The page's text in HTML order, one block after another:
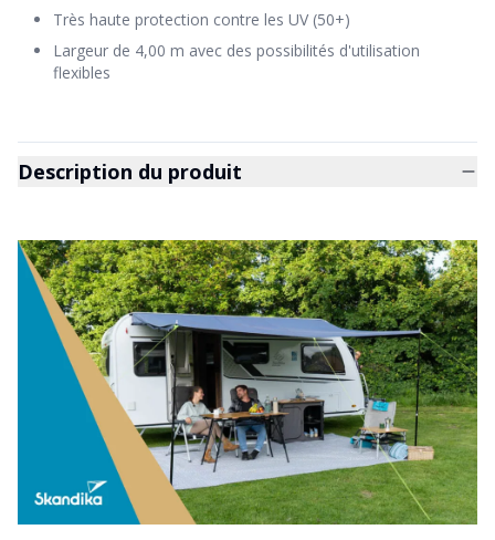
Très haute protection contre les UV (50+)
Largeur de 4,00 m avec des possibilités d'utilisation
flexibles
Description du produit